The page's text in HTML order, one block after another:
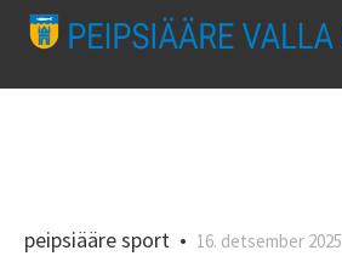
peipsiääre sport • 16. detsember 2025